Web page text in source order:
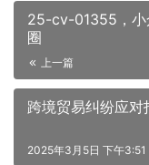
25-cv-01355，小
圈
上一篇
跨境贸易纠纷应
2025年3月5日 下午3:51